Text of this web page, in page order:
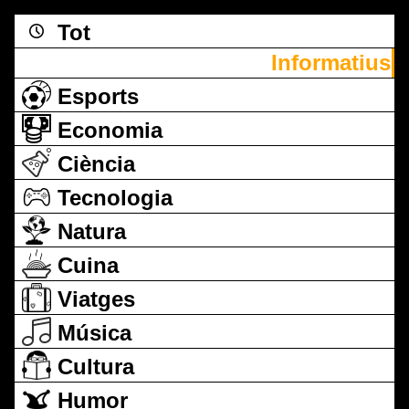
Tot
Informatius
Esports
Economia
Ciència
Tecnologia
Natura
Cuina
Viatges
Música
Cultura
Humor